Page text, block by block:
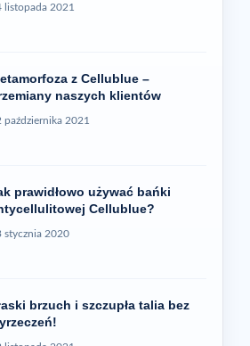
listopada 2021
z Cellublue –
naszych klientów
października 2021
prawidłowo używać bańki
Cellublue?
stycznia 2020
brzuch i szczupła talia bez